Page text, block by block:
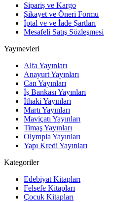
Sipariş ve Kargo
Şikayet ve Öneri Formu
İptal ve ve İade Şartları
Mesafeli Satış Sözleşmesi
Yayınevleri
Alfa Yayınları
Anayurt Yayınları
Can Yayınları
İş Bankası Yayınları
İthaki Yayınları
Martı Yayınları
Maviçatı Yayınları
Timaş Yayınları
Olympia Yayınları
Yapı Kredi Yayınları
Kategoriler
Edebiyat Kitapları
Felsefe Kitapları
Çocuk Kitapları